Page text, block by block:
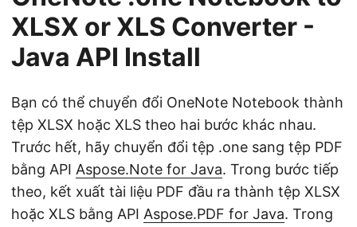
XLSX or XLS Converter -
Java API Install
Bạn có thể chuyển đổi OneNote Notebook thành
tệp XLSX hoặc XLS theo hai bước khác nhau.
Trước hết, hãy chuyển đổi tệp .one sang tệp PDF
bằng API Aspose.Note for Java. Trong bước tiếp
theo, kết xuất tài liệu PDF đầu ra thành tệp XLSX
hoặc XLS bằng API Aspose.PDF for Java. Trong